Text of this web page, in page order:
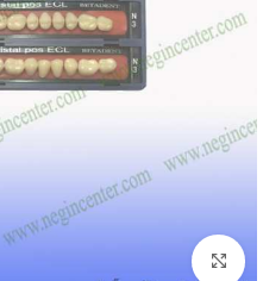
بزرگنمایی تصویر